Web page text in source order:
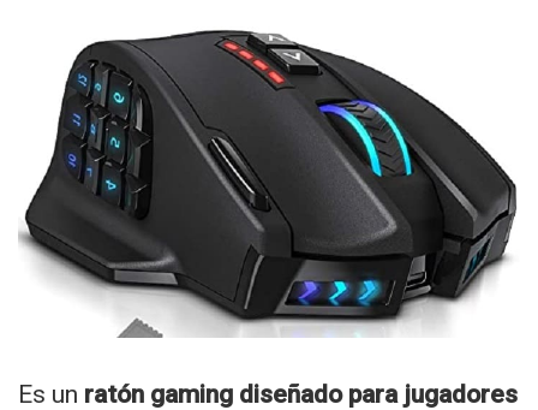
Es un ratón gaming diseñado para jugadores